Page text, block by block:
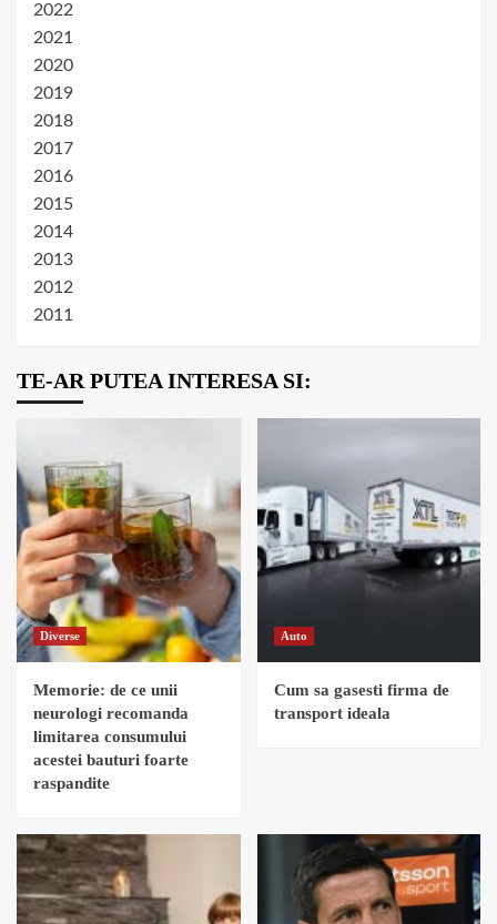
2022
2021
2020
2019
2018
2017
2016
2015
2014
2013
2012
2011
TE-AR PUTEA INTERESA SI:
Diverse
Memorie: de ce unii
neurologi recomanda
limitarea consumului
acestei bauturi foarte
raspandite
Auto
Cum sa gasesti firma de
transport ideala